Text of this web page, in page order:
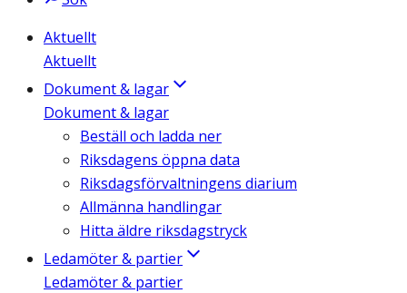
Aktuellt
Aktuellt
Dokument & lagar
Dokument & lagar
Beställ och ladda ner
Riksdagens öppna data
Riksdagsförvaltningens diarium
Allmänna handlingar
Hitta äldre riksdagstryck
Ledamöter & partier
Ledamöter & partier